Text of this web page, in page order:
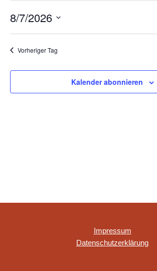
8/7/2026
Vorheriger Tag
Kalender abonnieren
Impressum
Datenschutzerklärung